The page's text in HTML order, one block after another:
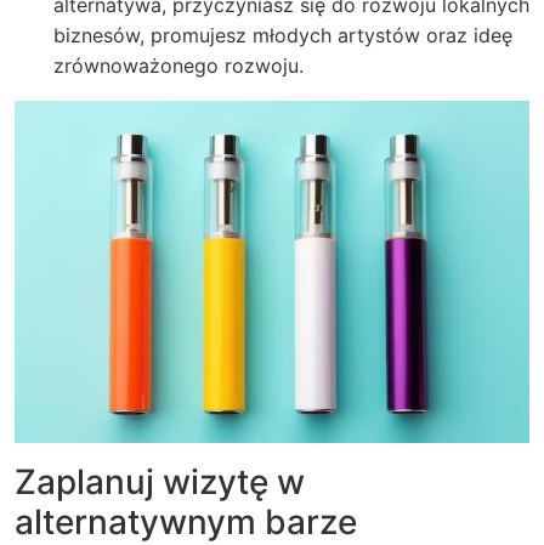
alternatywa, przyczyniasz się do rozwoju lokalnych
biznesów, promujesz młodych artystów oraz ideę
zrównoważonego rozwoju.
Zaplanuj wizytę w
alternatywnym barze